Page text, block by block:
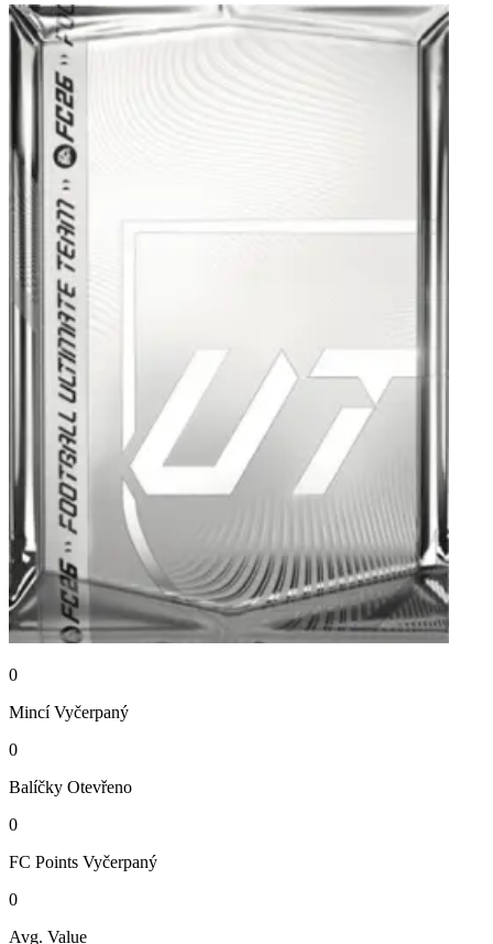
0
Mincí Vyčerpaný
0
Balíčky Otevřeno
0
FC Points Vyčerpaný
0
Avg. Value